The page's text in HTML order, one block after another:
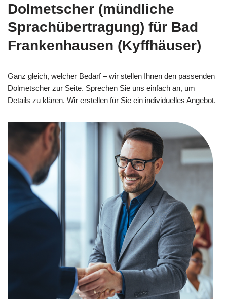
Dolmetscher (mündliche
Sprachübertragung) für Bad
Frankenhausen (Kyffhäuser)
Ganz gleich, welcher Bedarf – wir stellen Ihnen den passenden
Dolmetscher zur Seite. Sprechen Sie uns einfach an, um
Details zu klären. Wir erstellen für Sie ein individuelles Angebot.